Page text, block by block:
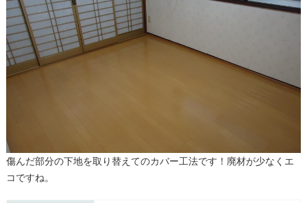
傷んだ部分の下地を取り替えてのカバー工法です！廃材が少なくエ
コですね。